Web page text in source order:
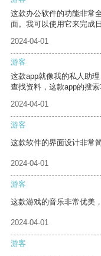
这款办公软件的功能非常
面。我可以使用它来完成
2024-04-01
游客
这款app就像我的私人助
查找资料，这款app的搜
2024-04-01
游客
这款软件的界面设计非常
2024-04-01
游客
这款游戏的音乐非常优美
2024-04-01
游客